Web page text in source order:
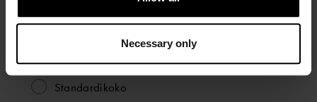
Necessary only
Viranomainen/pelastusala
Tieto auttaa meitä ohjaamaan tarjouspyynnön oikealle
2. KOKOTIEDOT
Standardikoko